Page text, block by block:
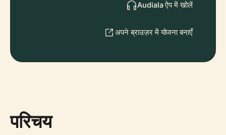
Audiala ऐप में खोलें
अपने ब्राउज़र में योजना बनाएँ
परिचय